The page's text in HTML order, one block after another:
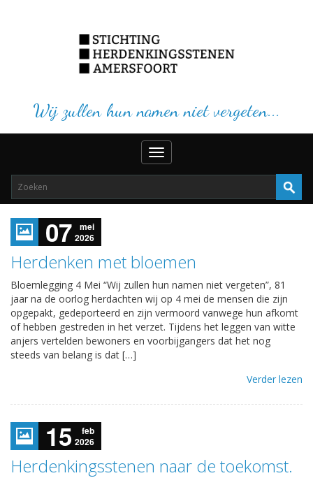
Wij zullen hun namen niet vergeten...
Toggle
navigation
07
mei
2026
Herdenken met bloemen
Bloemlegging 4 Mei “Wij zullen hun namen niet vergeten”, 81
jaar na de oorlog herdachten wij op 4 mei de mensen die zijn
opgepakt, gedeporteerd en zijn vermoord vanwege hun afkomt
of hebben gestreden in het verzet. Tijdens het leggen van witte
anjers vertelden bewoners en voorbijgangers dat het nog
steeds van belang is dat […]
Verder lezen
15
feb
2026
Herdenkingsstenen naar de toekomst.